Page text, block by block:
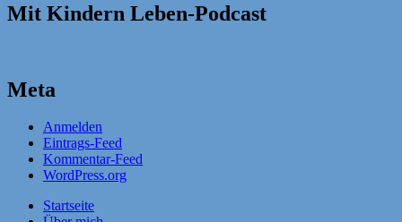
Mit Kindern Leben-Podcast
Meta
Anmelden
Eintrags-Feed
Kommentar-Feed
WordPress.org
Startseite